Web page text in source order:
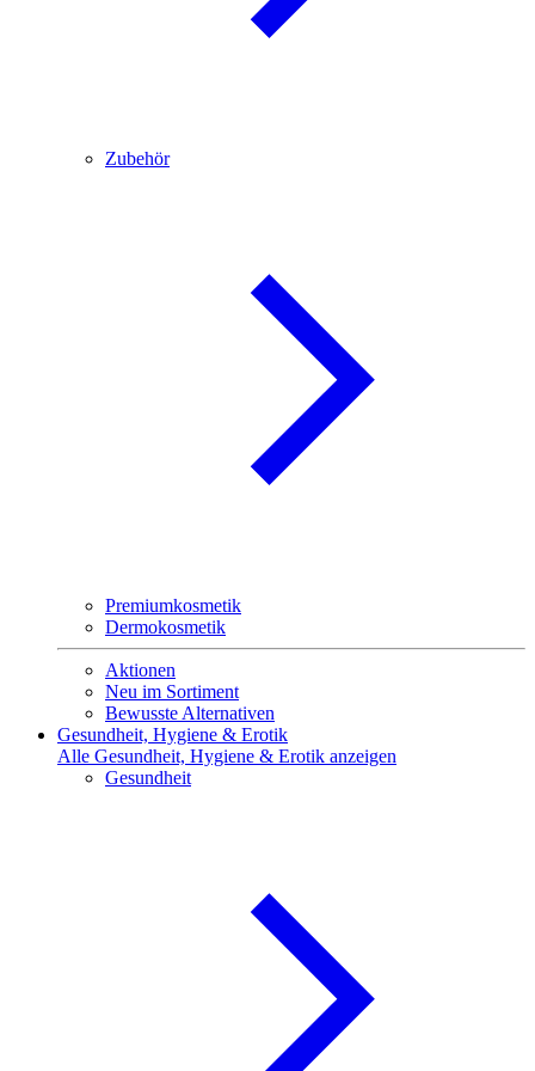
Zubehör
Premiumkosmetik
Dermokosmetik
Aktionen
Neu im Sortiment
Bewusste Alternativen
Gesundheit, Hygiene & Erotik
Alle Gesundheit, Hygiene & Erotik anzeigen
Gesundheit